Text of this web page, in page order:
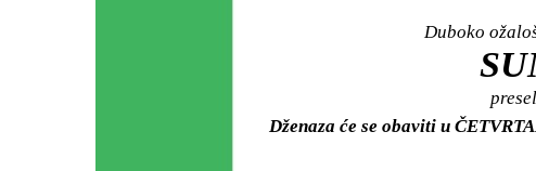
Duboko
Dženaza će se obaviti u